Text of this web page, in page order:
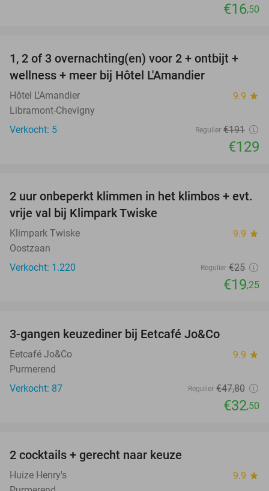
€16,50
32%
TODAY
1, 2 of 3 overnachting(en) voor 2 + ontbijt +
wellness + meer bij Hôtel L'Amandier
Hôtel L'Amandier 9.9 star
Libramont-Chevigny
Verkocht: 5
Regulier €191
€129
23%
2 uur onbeperkt klimmen in het klimbos + evt.
vrije val bij Klimpark Twiske
Klimpark Twiske 9.9 star
Oostzaan
Verkocht: 1.220
Regulier €25
€19,25
3-gangen keuzediner bij Eetcafé Jo&Co
Eetcafé Jo&Co 9.9 star
Purmerend
Verkocht: 87
Regulier €47,80
€32,50
2 cocktails + gerecht naar keuze
Huize Henry's 9.9 star